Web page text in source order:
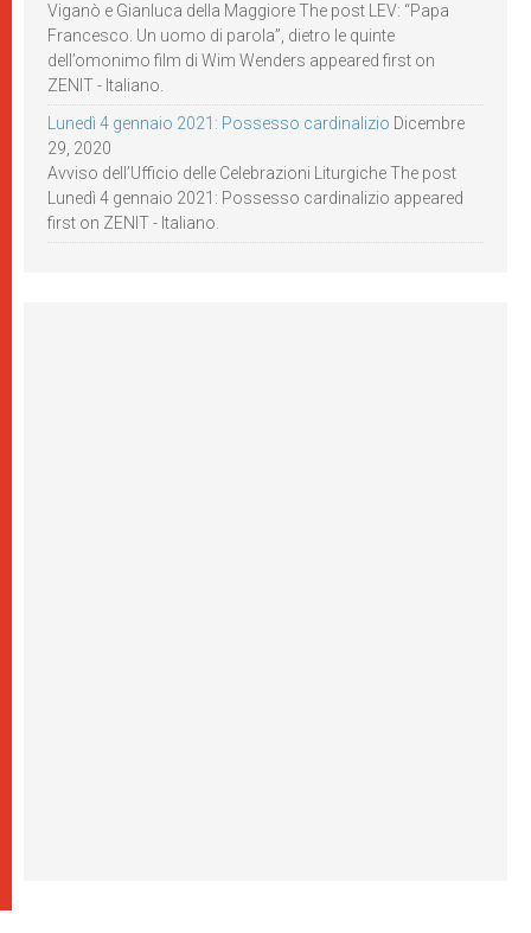
Viganò e Gianluca della Maggiore The post LEV: “Papa
Francesco. Un uomo di parola”, dietro le quinte
dell’omonimo film di Wim Wenders appeared first on
ZENIT - Italiano.
Lunedì 4 gennaio 2021: Possesso cardinalizio Dicembre
29, 2020
Avviso dell’Ufficio delle Celebrazioni Liturgiche The post
Lunedì 4 gennaio 2021: Possesso cardinalizio appeared
first on ZENIT - Italiano.